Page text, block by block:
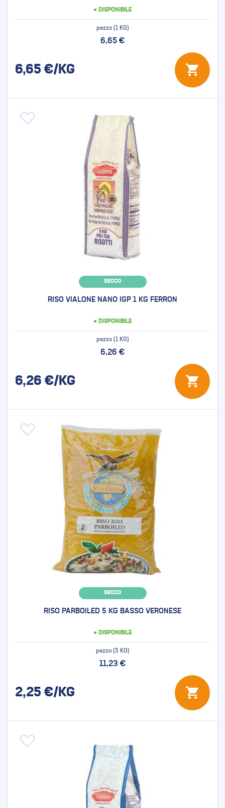
● DISPONIBILE
pezzo (1 KG)
6,65 €
6,65 €/KG
SECCO
RISO VIALONE NANO IGP 1 KG FERRON
● DISPONIBILE
pezzo (1 KG)
6,26 €
6,26 €/KG
Aggiungi alla lista desideri
SECCO
RISO PARBOILED 5 KG BASSO VERONESE
● DISPONIBILE
pezzo (5 KG)
11,23 €
2,25 €/KG
Aggiungi alla lista desideri